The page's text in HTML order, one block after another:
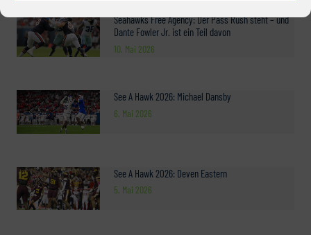
Seahawks Free Agency: Der Pass Rush steht – und
Dante Fowler Jr. ist ein Teil davon
10. Mai 2026
See A Hawk 2026: Michael Dansby
6. Mai 2026
See A Hawk 2026: Deven Eastern
5. Mai 2026